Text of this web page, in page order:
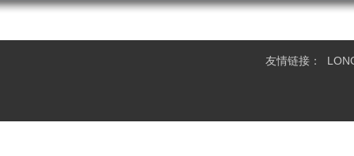
友情链接：